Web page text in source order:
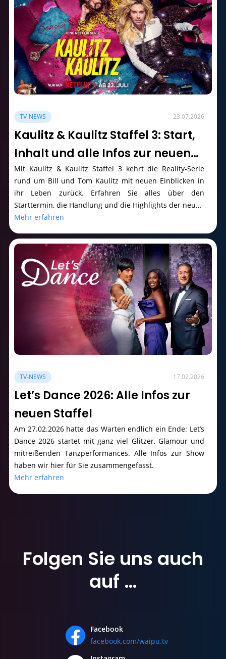
TV-NEWS 23.07.2026
Kaulitz & Kaulitz Staffel 3: Start,
Inhalt und alle Infos zur neuen
Staffel
Mit Kaulitz & Kaulitz Staffel 3 kehrt die Reality-Serie
rund um Bill und Tom Kaulitz mit neuen Einblicken in
ihr Leben zurück. Erfahren Sie alles über den
Starttermin, die Handlung und die Highlights der neuen
Staffel.
Mehr erfahren
TV-NEWS 17.02.2026
Let’s Dance 2026: Alle Infos zur
neuen Staffel
Am 27.02.2026 hatte das Warten endlich ein Ende: Let’s
Dance 2026 startet mit ganz viel Glitzer, Glamour und
mitreißenden Tanzperformances. Alle Infos zur Show
haben wir hier für Sie zusammengefasst.
Mehr erfahren
Folgen Sie uns auch
auf …
Facebook
facebook.com/waipu.tv